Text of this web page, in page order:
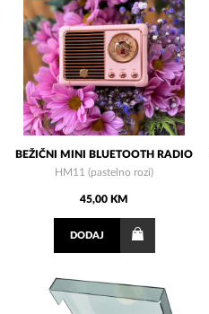
BEŽIČNI MINI BLUETOOTH RADIO
HM11 (pastelno rozi)
45,00 KM
DODAJ